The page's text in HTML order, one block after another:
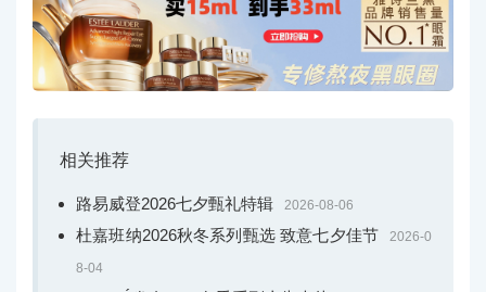
相关推荐
路易威登2026七夕甄礼特辑 2026-08-06
杜嘉班纳2026秋冬系列甄选 致意七夕佳节 2026-0
8-04